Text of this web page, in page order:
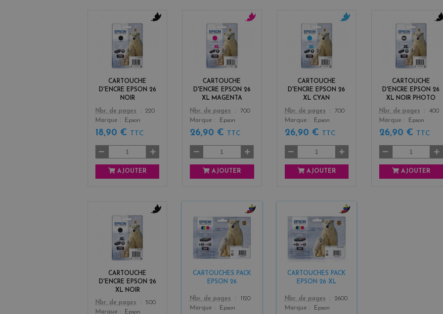
CARTOUCHE
D'ENCRE EPSON 26
NOIR
Color
Nbr. de pages
220
Marque
Epson
18,90 € TTC
AJOUTER
CARTOUCHE
D'ENCRE EPSON 26
XL MAGENTA
Color
Nbr. de pages
700
Marque
Epson
26,90 € TTC
AJOUTER
CARTOUCHE
D'ENCRE EPSON 26
XL CYAN
Color
Nbr. de pages
700
Marque
Epson
26,90 € TTC
AJOUTER
CARTOUCHE
D'ENCRE EPSON 26
XL NOIR PHOTO
Color
Nbr. de pages
400
Marque
Epson
26,90 € TTC
AJOUTER
CARTOUCHE
D'ENCRE EPSON 26
XL NOIR
Color
Nbr. de pages
500
Marque
Epson
CARTOUCHES PACK
EPSON 26
Color
b
c
k
3
Nbr. de pages
1120
Marque
Epson
CARTOUCHES PACK
EPSON 26 XL
Color
b
c
k
3
Nbr. de pages
2600
Marque
Epson